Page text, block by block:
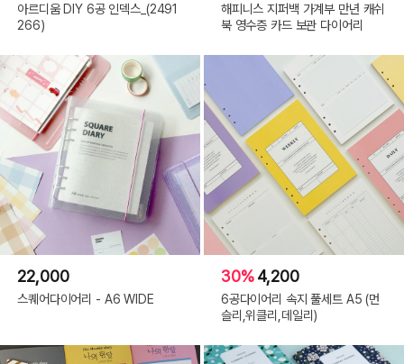
아르디움 DIY 6공 인덱스_(2491
266)
해피니스 지퍼백 가계부 만년 캐쉬
북 영수증 카드 보관 다이어리
22,000
스퀘어다이어리 - A6 WIDE
30%4,200
6공다이어리 속지 풀세트 A5 (먼
슬리,위클리,데일리)